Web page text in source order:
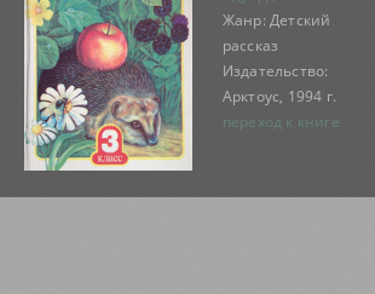
Жанр: Детский
рассказ
Издательство:
Арктоус, 1994 г.
переход к книге